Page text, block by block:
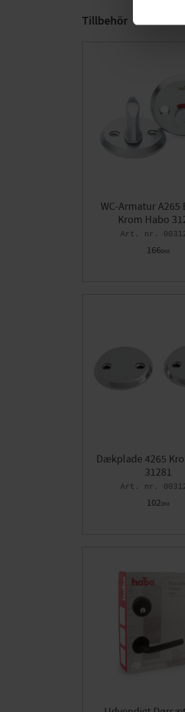
Tillbehör
WC-Armatur A265
Krom Habo
166DKK
Dækplade 4265
31281
102DKK